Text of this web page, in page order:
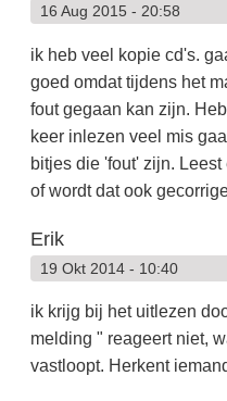
16 Aug 2015 - 20:58
ik heb veel kopie cd's.
goed omdat tijdens het
fout gegaan kan zijn.
keer inlezen veel mis
bitjes die 'fout' zijn.
of wordt dat ook
Erik
19 Okt 2014 - 10:40
ik krijg bij het uitlezen
melding " reageert niet,
vastloopt. Herkent